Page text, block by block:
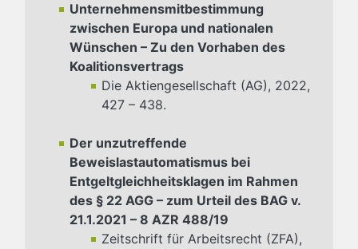
Unternehmensmitbestimmung
zwischen Europa und nationalen
Wünschen – Zu den Vorhaben des
Koalitionsvertrags
Die Aktiengesellschaft (AG), 2022,
427 – 438.
Der unzutreffende
Beweislastautomatismus bei
Entgeltgleichheitsklagen im Rahmen
des § 22 AGG – zum Urteil des BAG v.
21.1.2021 – 8 AZR 488/19
Zeitschrift für Arbeitsrecht (ZFA),